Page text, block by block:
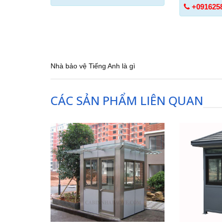
Nhà bảo vệ Tiếng Anh là gì
CÁC SẢN PHẨM LIÊN QUAN